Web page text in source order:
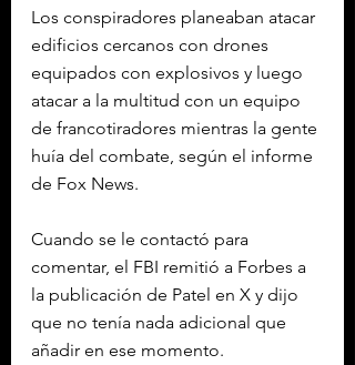
Los conspiradores planeaban atacar
edificios cercanos con drones
equipados con explosivos y luego
atacar a la multitud con un equipo
de francotiradores mientras la gente
huía del combate, según el informe
de Fox News.
Cuando se le contactó para
comentar, el FBI remitió a Forbes a
la publicación de Patel en X y dijo
que no tenía nada adicional que
añadir en ese momento.